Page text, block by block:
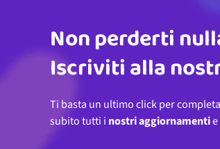
Indirizzo email
Non perderti
Iscriviti alla
Ti basta un ultimo click per
subito tutti i nostri aggiornamenti